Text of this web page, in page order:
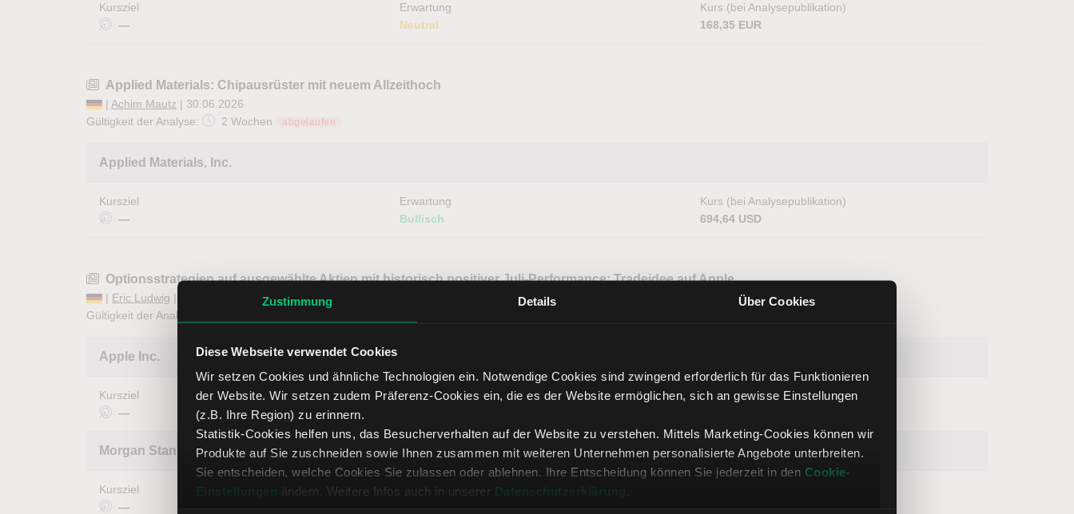
Zustimmung Details Über Cookies
Diese Webseite verwendet Cookies
Wir setzen Cookies und ähnliche Technologien ein. Notwendige Cookies sind zwingend erforderlich für das Funktionieren
der Website. Wir setzen zudem Präferenz-Cookies ein, die es der Website ermöglichen, sich an gewisse Einstellungen
(z.B. Ihre Region) zu erinnern.
Statistik-Cookies helfen uns, das Besucherverhalten auf der Website zu verstehen. Mittels Marketing-Cookies können wir
Produkte auf Sie zuschneiden sowie Ihnen zusammen mit weiteren Unternehmen personalisierte Angebote unterbreiten.
Sie entscheiden, welche Cookies Sie zulassen oder ablehnen. Ihre Entscheidung können Sie jederzeit in den Cookie-
Einstellungen
ändern. Weitere Infos auch in unserer Datenschutzerklärung
Kursziel
—
Erwartung
Neutral
Kurs (bei Analysepublikation)
168,35 EUR
Applied Materials: Chipausrüster mit neuem Allzeithoch
| Achim Mautz | 30.06.2026
Gültigkeit der Analyse:
2 Wochen abgelaufen
Applied Materials, Inc.
Kursziel
—
Erwartung
Bullisch
Kurs (bei Analysepublikation)
694,64 USD
Optionsstrategien auf ausgewählte Aktien mit historisch positiver Juli-Performance: Tradeidee auf Apple
| Eric Ludwig | 30.06.2026 |
Optionen in der Praxis
Gültigkeit der Analyse:
Apple Inc.
Kursziel
—
Erwartung
Kurs (bei Analysepublikation)
Morgan Stanley
Kursziel
—
Erwartung